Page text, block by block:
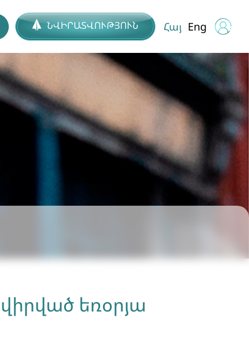
ՆՎԻՐԱՏՎՈՒԹՅՈՒՆ Հայ Eng
եռօրյա